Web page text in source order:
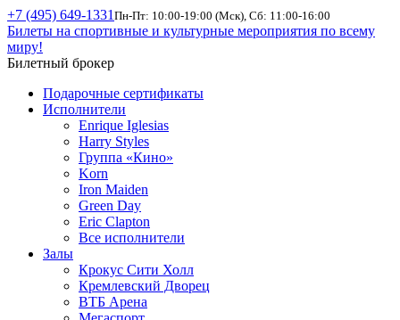
+7 (495) 649-1331 Пн-Пт: 10:00-19:00 (Мск), Сб: 11:00-16:00
Билеты на спортивные и культурные мероприятия по всему
миру!
Билетный брокер
Подарочные сертификаты
Исполнители
Enrique Iglesias
Harry Styles
Группа «Кино»
Korn
Iron Maiden
Green Day
Eric Clapton
Все исполнители
Залы
Крокус Сити Холл
Кремлевский Дворец
ВТБ Арена